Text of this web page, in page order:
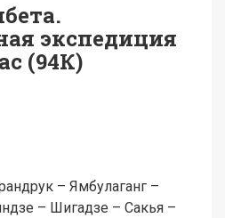
экспедиция
(94К)
– Ямбулаганг –
– Шигадзе – Сакья –